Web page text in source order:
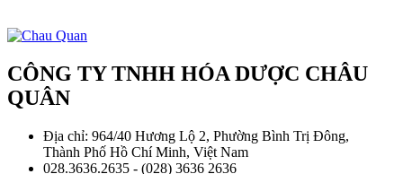
CÔNG TY TNHH HÓA DƯỢC CHÂU
QUÂN
Địa chỉ: 964/40 Hương Lộ 2, Phường Bình Trị Đông,
Thành Phố Hồ Chí Minh, Việt Nam
028.3636.2635 - (028) 3636 2636